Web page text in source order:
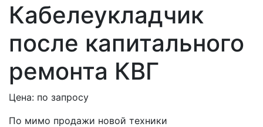
Кабелеукладчик
после капитального
ремонта КВГ
Цена: по запросу
По мимо продажи новой техники